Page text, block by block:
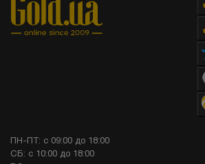
ПН-ПТ: с 09:00 до 18:00
СБ: с 10:00 до 18:00